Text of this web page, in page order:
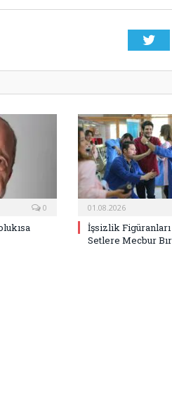
0 01.08.2026
İşsizlik Figüranları
Setlere Mecbur